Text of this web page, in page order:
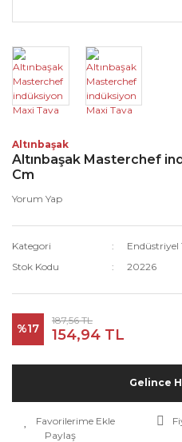
Altınbaşak
Altınbaşak Masterchef
Cm
Yorum Yap
Kategori
Endüstriyel
Stok Kodu
20226
%17
187,56 TL
154,94 TL
Gelince
Paylaş